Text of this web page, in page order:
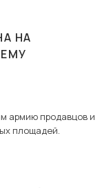
НА
армию продавцов и
площадей.